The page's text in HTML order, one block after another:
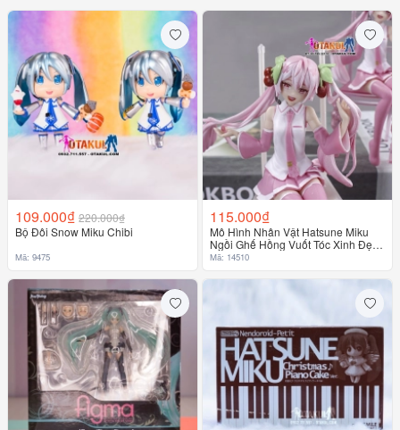
109.000₫ 220.000₫
Bộ Đôi Snow Miku Chibi
Mã: 9475
115.000₫
Mô Hình Nhân Vật Hatsune Miku
Ngồi Ghế Hồng Vuốt Tóc Xinh Đẹp -
Mô Hình Không Hộp
Mã: 14510